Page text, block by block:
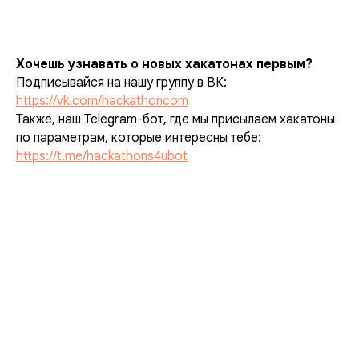
Хочешь узнавать о новых хакатонах первым?
Подписывайся на нашу группу в ВК:
https://vk.com/hackathoncom
Также, наш Telegram-бот, где мы присылаем хакатоны
по параметрам, которые интересны тебе:
https://t.me/hackathons4ubot